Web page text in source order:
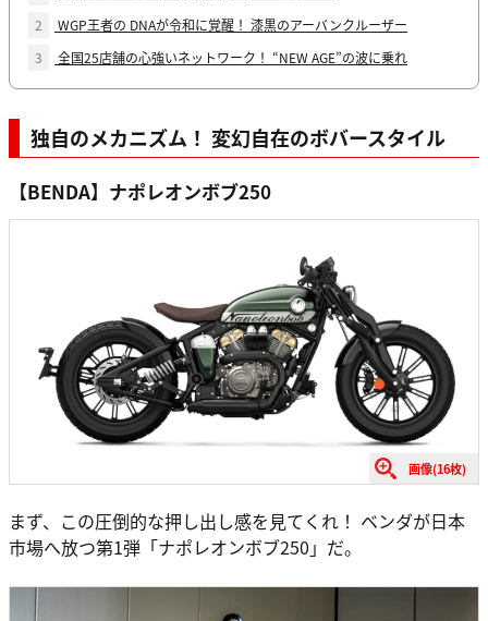
2
WGP王者の DNAが令和に覚醒！ 漆黒のアーバンクルーザー
3
全国25店舗の心強いネットワーク！ “NEW AGE”の波に乗れ
独自のメカニズム！ 変幻自在のボバースタイル
【BENDA】ナポレオンボブ250
画像(16枚)
まず、この圧倒的な押し出し感を見てくれ！ ベンダが日本
市場へ放つ第1弾「ナポレオンボブ250」だ。